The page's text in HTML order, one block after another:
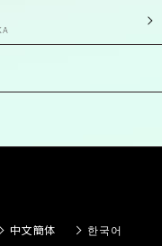
中文簡体 한국어